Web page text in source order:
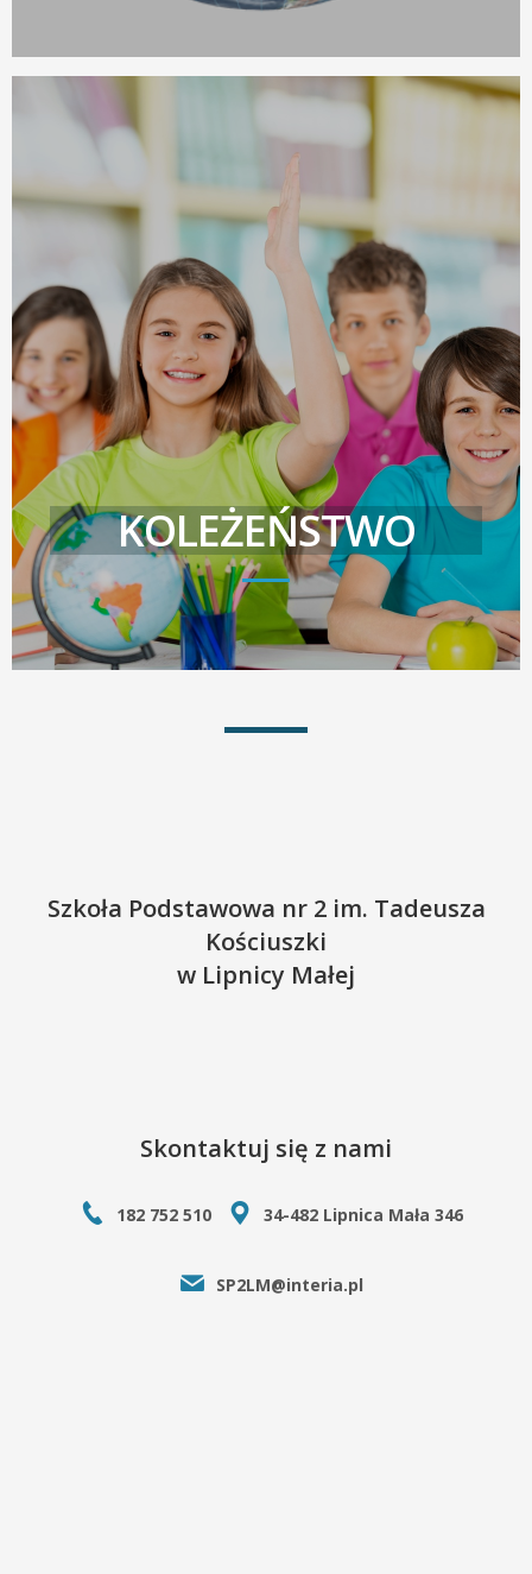
KOLEŻEŃSTWO
Szkoła Podstawowa nr 2 im. Tadeusza
Kościuszki
w Lipnicy Małej
Skontaktuj się z nami
182 752 510 34-482 Lipnica Mała 346
SP2LM@interia.pl